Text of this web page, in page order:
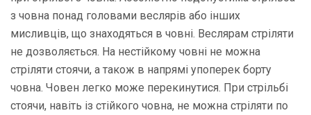
з човна понад головами веслярів або інших
мисливців, що знаходяться в човні. Веслярам стріляти
не дозволяється. На нестійкому човні не можна
стріляти стоячи, а також в напрямі упоперек борту
човна. Човен легко може перекинутися. При стрільбі
стоячи, навіть із стійкого човна, не можна стріляти по